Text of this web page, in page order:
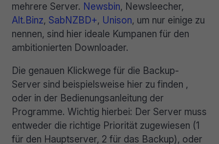
mehrere Server. Newsbin, Newsleecher,
Alt.Binz, SabNZBD+, Unison, um nur einige zu
nennen, sind hier ideale Kumpanen für den
ambitionierten Downloader.
Die genauen Klickwege für die Backup-
Server sind beispielsweise hier zu finden ,
oder in der Bedienungsanleitung der
Programme. Wichtig hierbei: Der Server muss
entweder die richtige Priorität zugewiesen (1
für den Hauptserver, 2 für das Backup), oder